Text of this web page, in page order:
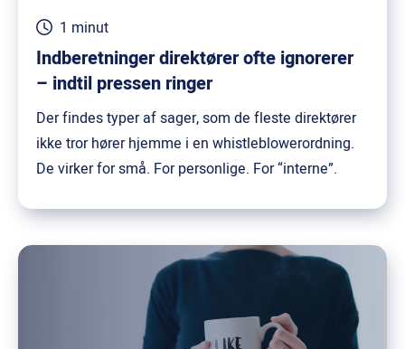
1 minut
Indberetninger direktører ofte ignorerer
– indtil pressen ringer
Der findes typer af sager, som de fleste direktører
ikke tror hører hjemme i en whistleblowerordning.
De virker for små. For personlige. For “interne”.